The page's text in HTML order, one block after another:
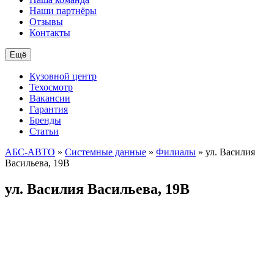
Наши партнёры
Отзывы
Контакты
Ещё
Кузовной центр
Техосмотр
Вакансии
Гарантия
Бренды
Статьи
АБС-АВТО » Системные данные » Филиалы » ул. Василия
Васильева, 19В
ул. Василия Васильева, 19В